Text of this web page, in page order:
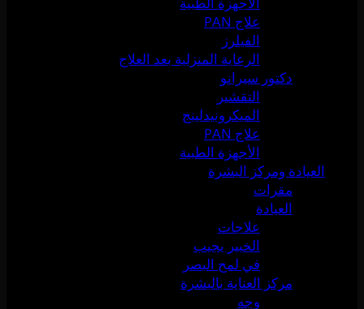
علاج PAN
الفيلرز
الرعاية المنزلية بعد العلاج
دكتور سيرانو
التقشير
الميكرونيدلينج
علاج PAN
الأجهزة الطبية
العيادة ومركز البشرة
مقرات
العيادة
علاجات
الخبير يجيب
في لمح البصر
مركز العناية بالبشرة
وجه